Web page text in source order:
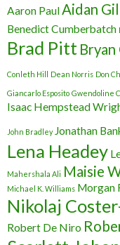
Aaron PaulAidan
Benedict Cumberbatch
Brad Pitt
Conleth Hill Dean Norris Don
Giancarlo Esposito Gwendoline
Isaac Hempstead
John Bradley Jonathan
Lena Headey
Mahershala Ali Maisie
Michael K. Williams Morgan
Nikolaj
Robert De Niro